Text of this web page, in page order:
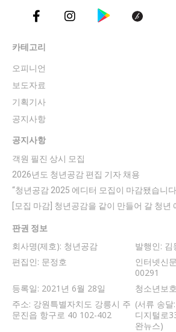
카테고리
오피니언
보도자료
기획기사
공지사항
공지사항
객원 필진 상시 모집
2026년도 청년공감 편집 기자 채용
“청년공감 2025 에디터 모집이 마감됐습니다
[모집 마감] 청년공감을 같이 만들어 갈 청년
판권 정보
회사명(제호): 청년공감
발행인: 김
편집인: 문정호
인터넷신
00291
등록일: 2021년 6월 28일
청소년보
주소: 강원특별자치도 강릉시 주
문진읍 항구로 40 102-402
(서류 송
디지털로
완뉴스)